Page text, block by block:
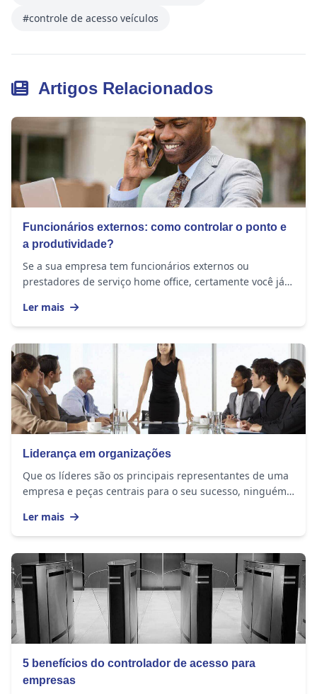
#controle de acesso veículos
Artigos Relacionados
Funcionários externos: como controlar o ponto e
a produtividade?
Se a sua empresa tem funcionários externos ou
prestadores de serviço home office, certamente você já
Ler mais
Liderança em organizações
Que os líderes são os principais representantes de uma
empresa e peças centrais para o seu sucesso, ninguém
Ler mais
5 benefícios do controlador de acesso para
empresas